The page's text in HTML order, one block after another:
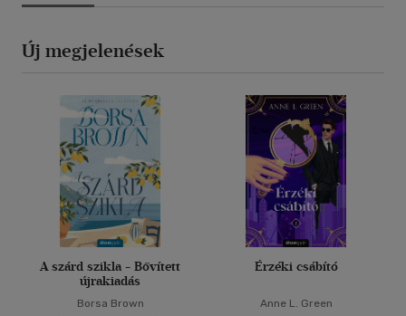
Új megjelenések
A szárd szikla - Bővített
újrakiadás
Borsa Brown
Érzéki csábító
Anne L. Green